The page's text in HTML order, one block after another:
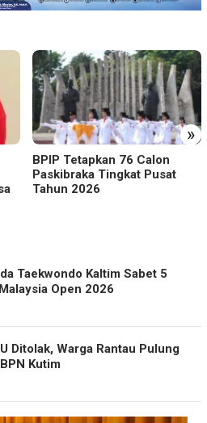
»
BPIP Tetapkan 76 Calon
Paskibraka Tingkat Pusat
Tahun 2026
Taekwondo Kaltim Sabet 5
Open 2026
Ditolak, Warga Rantau Pulung
Kutim